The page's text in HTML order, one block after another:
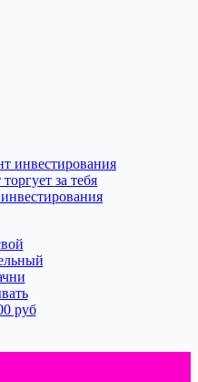
инвестирования
за тебя
руб